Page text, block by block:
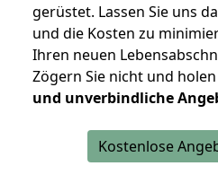
gerüstet. Lassen Sie uns
und die Kosten zu
Ihren neuen
Zögern Sie nicht und holen
und unverbindliche
Kostenlose